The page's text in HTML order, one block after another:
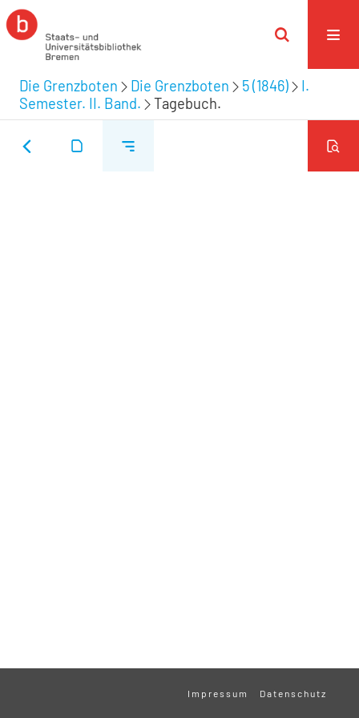
Die Grenzboten Die Grenzboten 5 (1846)
I.
Semester. II. Band.
Tagebuch.
Impressum Datenschutz